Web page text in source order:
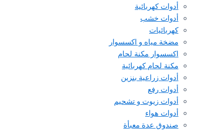
أدوات كهربائية
أدوات خشب
كهربائيات
مضخة مياه و اكسسوار
اكسسوار مكنة لحام
مكنة لحام كهربائية
أدوات زراعية بنزين
أدوات رفع
أدوات زيوت و تشحيم
أدوات هواء
صندوق عدة معبأة